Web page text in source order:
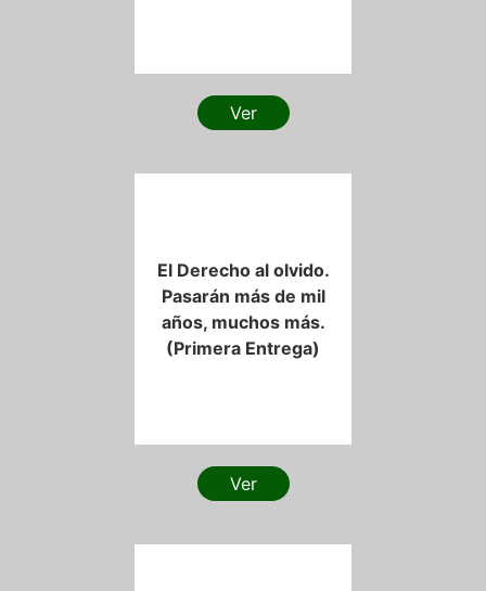
Ver
El Derecho al olvido.
Pasarán más de mil
años, muchos más.
(Primera Entrega)
Ver